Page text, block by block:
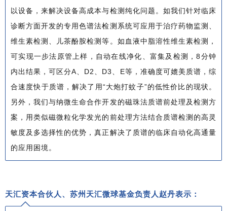
以设备，来解决设备高成本与检测纯化问题。如我们针对临床
诊断方面开发的专用色谱法检测系统可应用于治疗药物监测、
维生素检测、儿茶酚胺检测等。如血液中脂溶性维生素检测，
可实现一步法原管上样，自动在线净化、富集及检测，8分钟
内出结果，可区分A、D2、D3、E等，准确度可媲美质谱，综
合速度快于质谱，解决了用“大炮打蚊子”的低性价比的现状。
另外，我们与纳微生命合作开发的磁珠法质谱前处理及检测方
案，用类似磁微粒化学发光的前处理方法结合质谱检测的高灵
敏度及多选择性的优势，真正解决了质谱的临床自动化高通量
的应用困境。
天汇资本合伙人、苏州天汇微球基金负责人赵丹表示：